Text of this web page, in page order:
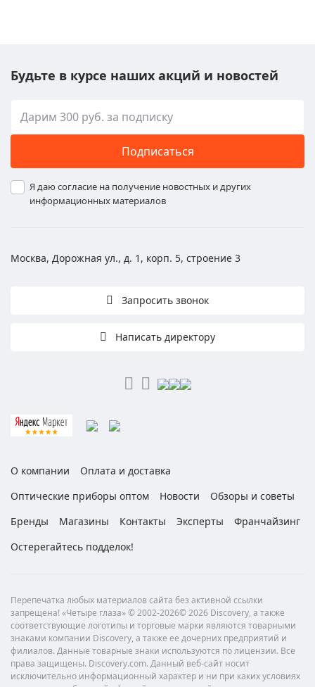
Будьте в курсе наших акций и новостей
Подписаться
Я даю согласие на получение новостных и других
информационных материалов
Москва, Дорожная ул., д. 1, корп. 5, строение 3
Запросить звонок
Написать директору
О компании
Оплата и доставка
Оптические приборы оптом
Новости
Обзоры и советы
Бренды
Магазины Контакты Эксперты
Франчайзинг
Остерегайтесь подделок!
Перепечатка любых материалов сайта без активной ссылки
запрещена! «Четыре глаза» © 2002-2026© 2026 Discovery, а также
соответствующие логотипы и торговые марки являются товарными
знаками компании Discovery, а также ее дочерних предприятий и
филиалов. Данные товарные знаки используются по лицензии. Все
права защищены. Discovery.com. Данный веб-сайт носит
исключительно информационный характер и ни при каких условиях